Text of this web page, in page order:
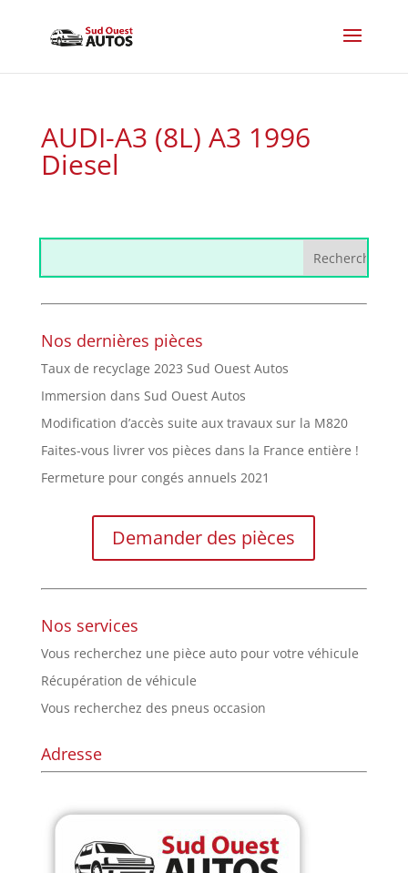
AUDI-A3 (8L) A3 1996
Diesel
Nos dernières pièces
Taux de recyclage 2023 Sud Ouest Autos
Immersion dans Sud Ouest Autos
Modification d’accès suite aux travaux sur la M820
Faites-vous livrer vos pièces dans la France entière !
Fermeture pour congés annuels 2021
Demander des pièces
Nos services
Vous recherchez une pièce auto pour votre véhicule
Récupération de véhicule
Vous recherchez des pneus occasion
Adresse